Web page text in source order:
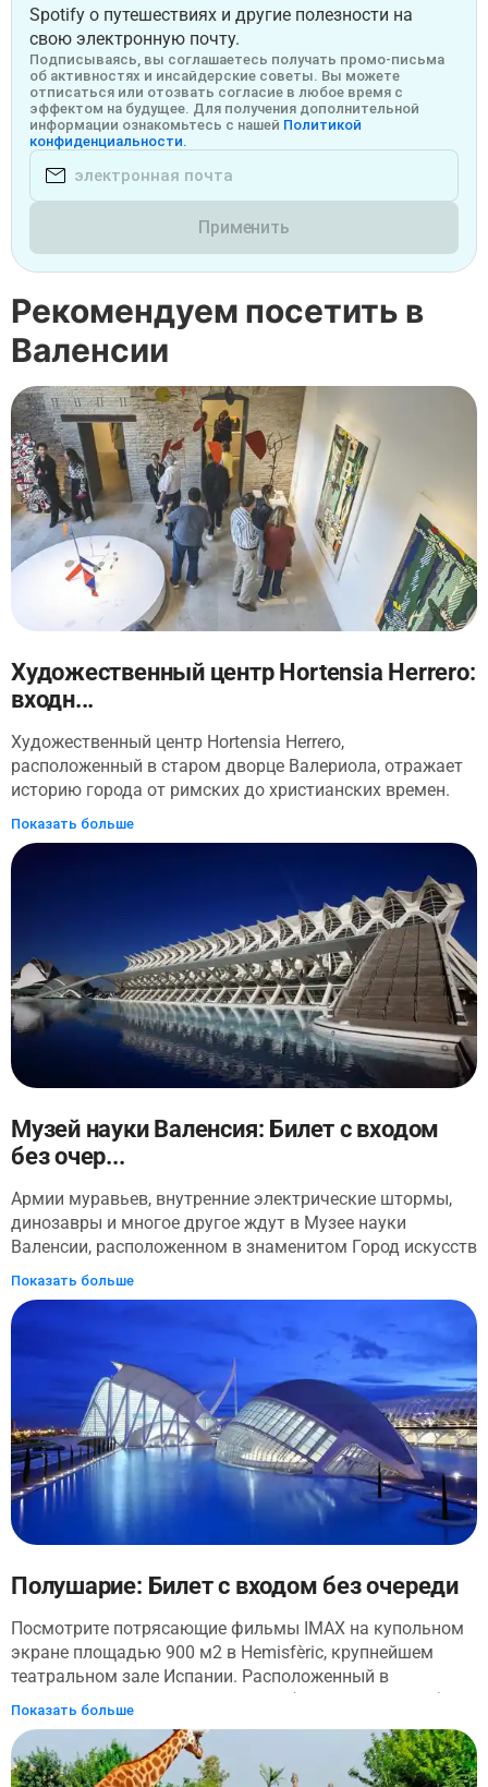
Spotify о путешествиях и другие полезности на
свою электронную почту.
Подписываясь, вы соглашаетесь получать промо-письма
об активностях и инсайдерские советы. Вы можете
отписаться или отозвать согласие в любое время с
эффектом на будущее. Для получения дополнительной
информации ознакомьтесь с нашей Политикой
конфиденциальности.
Применить
Рекомендуем посетить в
Валенсии
Художественный центр Hortensia Herrero:
входн...
Художественный центр Hortensia Herrero,
расположенный в старом дворце Валериола, отражает
историю города от римских до христианских времен.
Это уникальное место в Валенсии для знакомства с
прошлым. С общим входом вы можете осмотреть
коллекцию Hortensia Herrero, совершить экскурсию по
зданию и узнать его историю в своем собственном
Показать больше
Музей науки Валенсия: Билет с входом
без очер...
Армии муравьев, внутренние электрические штормы,
динозавры и многое другое ждут в Музее науки
Валенсии, расположенном в знаменитом Город искусств
и наук города. Наденьте лабораторное пальто,
придумайте фразу и приготовьтесь к футуристическому
приключению безумной науки (и серьезного веселья) в
солнечной Валенсии. Быстрая перемотка вперед и
пропустите очередь с этим изящным билетом на
смартфон.
Показать больше
Полушарие: Билет с входом без очереди
Посмотрите потрясающие фильмы IMAX на купольном
экране площадью 900 м2 в Hemisfèric, крупнейшем
театральном зале Испании. Расположенный в
комплексе Город искусств и наук («Город искусств»), вы
также полюбуетесь огромным куполообразным
планетарием и многим другим! Минуйте очередь и
прыгайте прямо в приключение.
Показать больше